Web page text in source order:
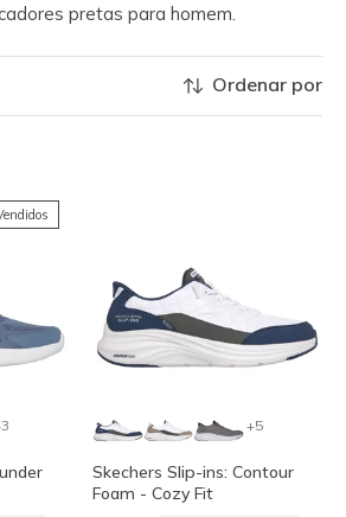
pretas para homem.
Ordenar por
+5
Skechers Slip-ins: Contour
Foam - Cozy Fit